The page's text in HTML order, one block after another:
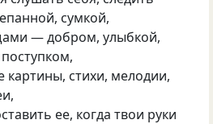
сумкой,
— добром, улыбкой,
картины, стихи, мелодии,
ее, когда твои руки